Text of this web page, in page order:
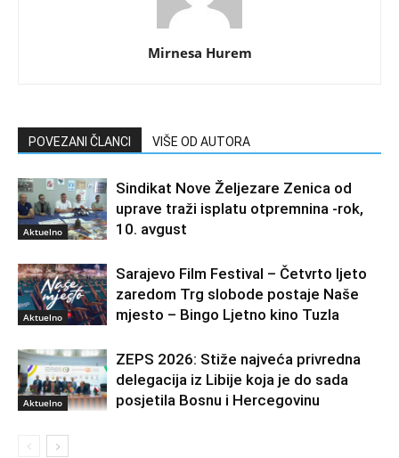
Mirnesa Hurem
POVEZANI ČLANCI VIŠE OD AUTORA
Aktuelno
Sindikat Nove Željezare Zenica od
uprave traži isplatu otpremnina -rok,
10. avgust
Aktuelno
Sarajevo Film Festival – Četvrto ljeto
zaredom Trg slobode postaje Naše
mjesto – Bingo Ljetno kino Tuzla
Aktuelno
ZEPS 2026: Stiže najveća privredna
delegacija iz Libije koja je do sada
posjetila Bosnu i Hercegovinu